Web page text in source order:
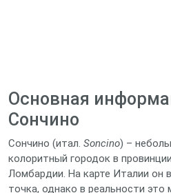
Основная
Сончино
Сончино (итал. Soncino) –
колоритный городок в
Ломбардии. На карте Италии он
точка, однако в реальности это